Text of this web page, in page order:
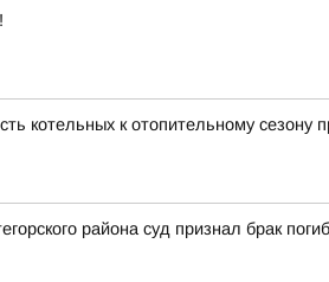
котельных к отопительному сезону
района суд признал брак